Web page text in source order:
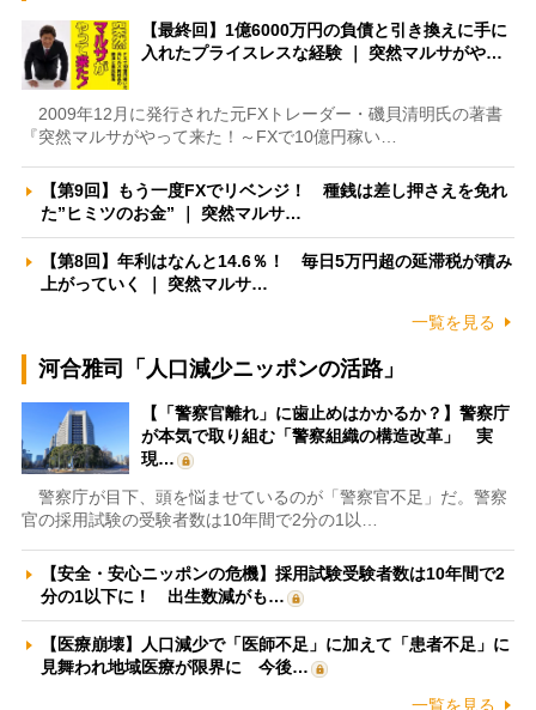
【最終回】1億6000万円の負債と引き換えに手に
入れたプライスレスな経験 ｜ 突然マルサがや…
2009年12月に発行された元FXトレーダー・磯貝清明氏の著書
『突然マルサがやって来た！～FXで10億円稼い…
【第9回】もう一度FXでリベンジ！ 種銭は差し押さえを免れ
た”ヒミツのお金” ｜ 突然マルサ…
【第8回】年利はなんと14.6％！ 毎日5万円超の延滞税が積み
上がっていく ｜ 突然マルサ…
一覧を見る
河合雅司「人口減少ニッポンの活路」
【「警察官離れ」に歯止めはかかるか？】警察庁
が本気で取り組む「警察組織の構造改革」 実
現…
警察庁が目下、頭を悩ませているのが「警察官不足」だ。警察
官の採用試験の受験者数は10年間で2分の1以…
【安全・安心ニッポンの危機】採用試験受験者数は10年間で2
分の1以下に！ 出生数減がも…
【医療崩壊】人口減少で「医師不足」に加えて「患者不足」に
見舞われ地域医療が限界に 今後…
一覧を見る